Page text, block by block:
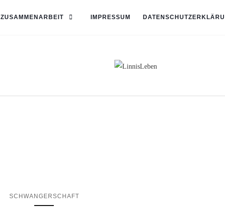
ZUSAMMENARBEIT IMPRESSUM
SCHWANGERSCHAFT